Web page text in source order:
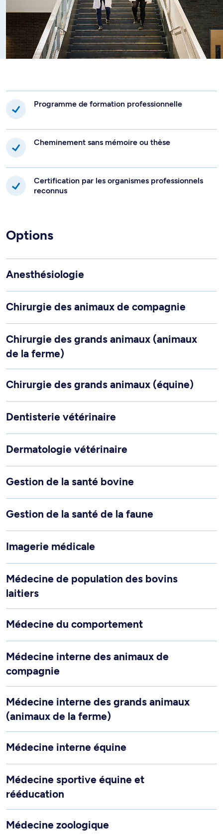
Programme de formation professionnelle
Cheminement sans mémoire ou thèse
Certification par les organismes professionnels
reconnus
Options
Anesthésiologie
Chirurgie des animaux de compagnie
Chirurgie des grands animaux (animaux
de la ferme)
Chirurgie des grands animaux (équine)
Dentisterie vétérinaire
Dermatologie vétérinaire
Gestion de la santé bovine
Gestion de la santé de la faune
Imagerie médicale
Médecine de population des bovins
laitiers
Médecine du comportement
Médecine interne des animaux de
compagnie
Médecine interne des grands animaux
(animaux de la ferme)
Médecine interne équine
Médecine sportive équine et
rééducation
Médecine zoologique